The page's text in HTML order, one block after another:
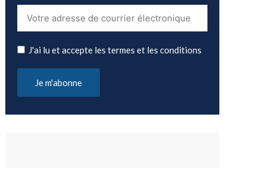
J'ai lu et accepte les termes et les conditions